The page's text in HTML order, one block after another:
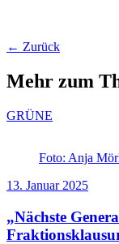
← Zurück
Mehr zum
GRÜNE
Foto: Anja
13. Januar 2025
„Nächste